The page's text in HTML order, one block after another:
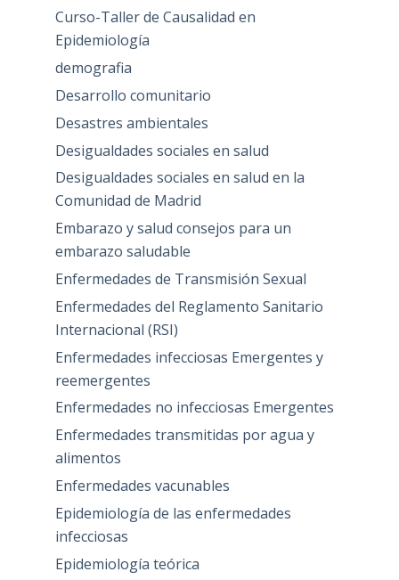
Curso-Taller de Causalidad en
Epidemiología
demografia
Desarrollo comunitario
Desastres ambientales
Desigualdades sociales en salud
Desigualdades sociales en salud en la
Comunidad de Madrid
Embarazo y salud consejos para un
embarazo saludable
Enfermedades de Transmisión Sexual
Enfermedades del Reglamento Sanitario
Internacional (RSI)
Enfermedades infecciosas Emergentes y
reemergentes
Enfermedades no infecciosas Emergentes
Enfermedades transmitidas por agua y
alimentos
Enfermedades vacunables
Epidemiología de las enfermedades
infecciosas
Epidemiología teórica